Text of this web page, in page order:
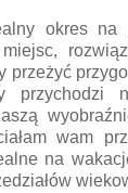
okres na
przeżyć
przychodzi
wam
na